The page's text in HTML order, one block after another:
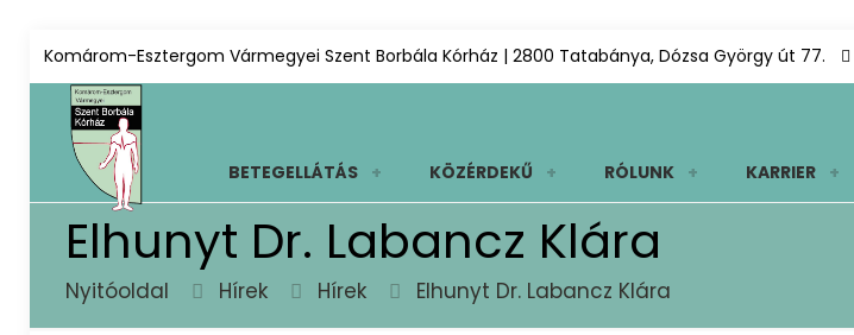
Komárom-Esztergom Vármegyei Szent Borbála Kórház | 2800 Tatabánya, Dózsa György út 77.
BETEGELLÁTÁS KÖZÉRDEKŰ RÓLUNK KARRIER
Elhunyt Dr. Labancz Klára
Nyitóoldal Hírek Hírek Elhunyt Dr. Labancz Klára